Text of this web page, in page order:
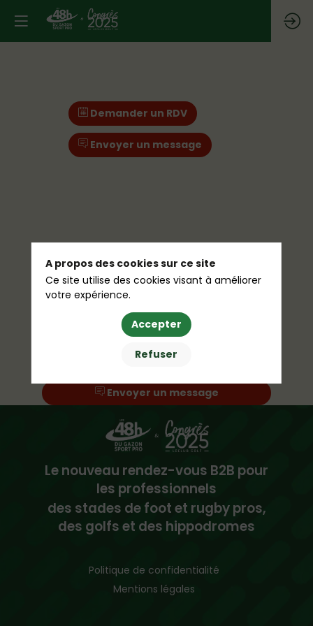
Demander un RDV
Envoyer un message
Envoyer un message
Le nouveau rendez-vous B2B pour
les professionnels
des stades de foot et rugby pros,
des golfs et des hippodromes
Politique de confidentialité
Mentions légales
A propos des cookies sur ce site
Ce site utilise des cookies visant à améliorer
votre expérience.
Accepter
Refuser